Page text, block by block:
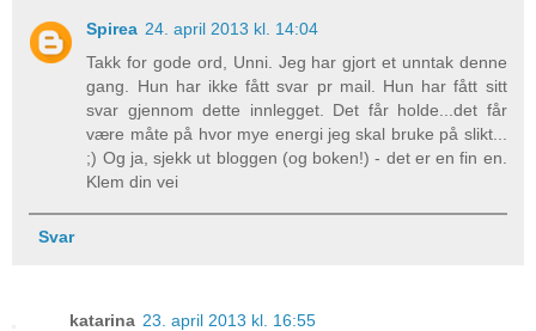
Spirea 24. april 2013 kl. 14:04
Takk for gode ord, Unni. Jeg har gjort et unntak denne
gang. Hun har ikke fått svar pr mail. Hun har fått sitt
svar gjennom dette innlegget. Det får holde...det får
være måte på hvor mye energi jeg skal bruke på slikt...
;) Og ja, sjekk ut bloggen (og boken!) - det er en fin en.
Klem din vei
Svar
katarina 23. april 2013 kl. 16:55